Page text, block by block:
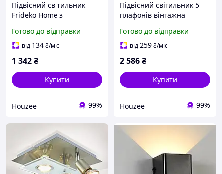
Підвісний світильник
Frideko Home з
E27 для спальні та їдальні
вінтажний дизайн 8 8м
Готово до відправки
від 134₴/міс
1 342₴
Купити
Houzee 99%
Підвісний світильник 5
плафонів вінтажна
вітальні з акриловими
абажурами
Готово до відправки
від259₴/міс
2 586₴
Купити
Houzee 99%